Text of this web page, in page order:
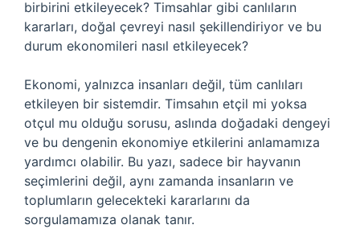
birbirini etkileyecek? Timsahlar gibi canlıların
kararları, doğal çevreyi nasıl şekillendiriyor ve bu
durum ekonomileri nasıl etkileyecek?
Ekonomi, yalnızca insanları değil, tüm canlıları
etkileyen bir sistemdir. Timsahın etçil mi yoksa
otçul mu olduğu sorusu, aslında doğadaki dengeyi
ve bu dengenin ekonomiye etkilerini anlamamıza
yardımcı olabilir. Bu yazı, sadece bir hayvanın
seçimlerini değil, aynı zamanda insanların ve
toplumların gelecekteki kararlarını da
sorgulamamıza olanak tanır.